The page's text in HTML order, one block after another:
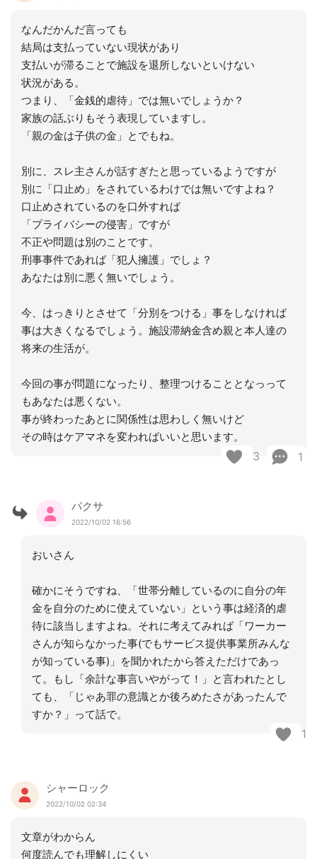
なんだかんだ言っても
結局は支払っていない現状があり
支払いが滞ることで施設を退所しないといけない
状況がある。
つまり、「金銭的虐待」では無いでしょうか？
家族の話ぶりもそう表現していますし。
「親の金は子供の金」とでもね。
別に、スレ主さんが話すぎたと思っているようですが
別に「口止め」をされているわけでは無いですよね？
口止めされているのを口外すれば
「プライバシーの侵害」ですが
不正や問題は別のことです。
刑事事件であれば「犯人擁護」でしょ？
あなたは別に悪く無いでしょう。
今、はっきりとさせて「分別をつける」事をしなければ
事は大きくなるでしょう。施設滞納金含め親と本人達の
将来の生活が。
今回の事が問題になったり、整理つけることとなっって
もあなたは悪くない。
事が終わったあとに関係性は思わしく無いけど
その時はケアマネを変わればいいと思います。
3 1
パクサ
2022/10/02 16:56
おいさん
確かにそうですね、「世帯分離しているのに自分の年
金を自分のために使えていない」という事は経済的虐
待に該当しますよね。それに考えてみれば「ワーカー
さんが知らなかった事(でもサービス提供事業所みんな
が知っている事)」を聞かれたから答えただけであっ
て。もし「余計な事言いやがって！」と言われたとし
ても、「じゃあ罪の意識とか後ろめたさがあったんで
すか？」って話で。
1
シャーロック
2022/10/02 02:34
文章がわからん
何度読んでも理解しにくい